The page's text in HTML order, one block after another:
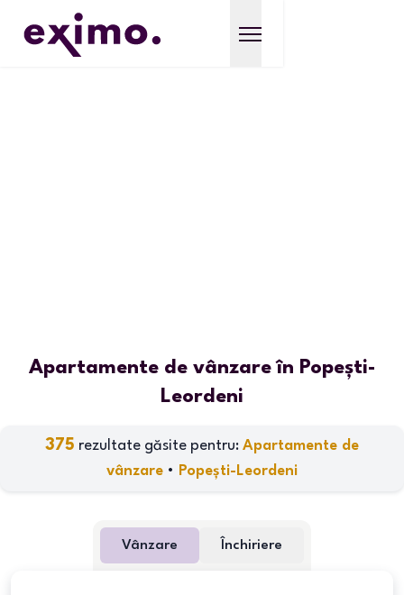
Apartamente de vânzare în Popești-
Leordeni
375 rezultate găsite pentru: Apartamente de
vânzare • Popești-Leordeni
Vânzare Închiriere